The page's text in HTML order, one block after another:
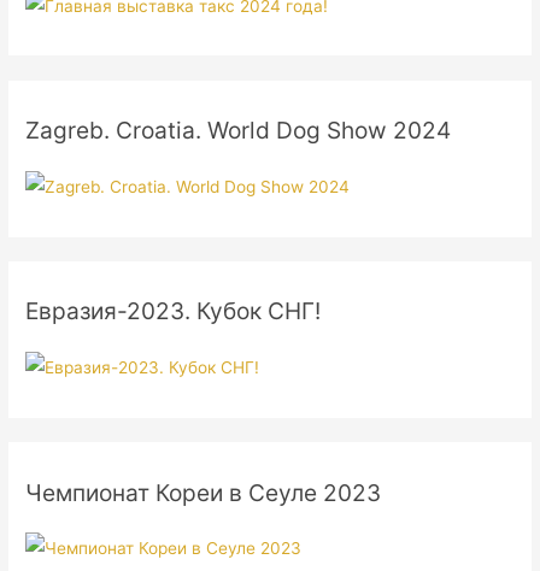
Zagreb. Croatia. World Dog Show 2024
Евразия-2023. Кубок СНГ!
Чемпионат Кореи в Сеуле 2023